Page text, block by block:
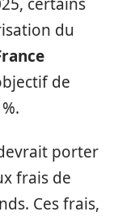
du
de
porter
frais de
Ces frais,